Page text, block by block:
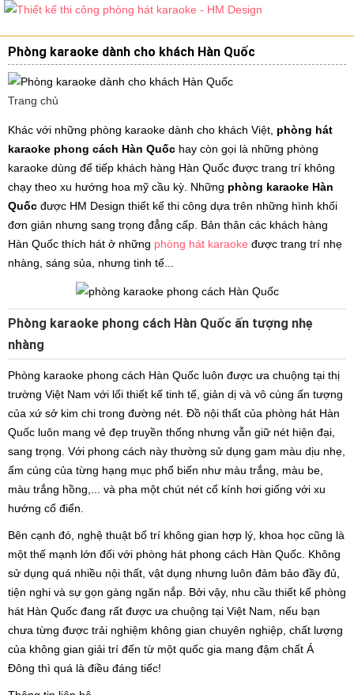
Phòng karaoke dành cho khách Hàn Quốc
Trang chủ
Khác với những phòng karaoke dành cho khách Việt, phòng hát
karaoke phong cách Hàn Quốc hay còn gọi là những phòng
karaoke dùng để tiếp khách hàng Hàn Quốc được trang trí không
chạy theo xu hướng hoa mỹ cầu kỳ. Những phòng karaoke Hàn
Quốc được HM Design thiết kế thi công dựa trên những hình khối
đơn giản nhưng sang trọng đẳng cấp. Bản thân các khách hàng
Hàn Quốc thích hát ở những phòng hát karaoke được trang trí nhẹ
nhàng, sáng sủa, nhưng tinh tế...
Phòng karaoke phong cách Hàn Quốc ấn tượng nhẹ
nhàng
Phòng karaoke phong cách Hàn Quốc luôn được ưa chuộng tại thị
trường Việt Nam với lối thiết kế tinh tế, giản dị và vô cùng ấn tượng
của xứ sở kim chi trong đường nét. Đồ nội thất của phòng hát Hàn
Quốc luôn mang vẻ đẹp truyền thống nhưng vẫn giữ nét hiện đại,
sang trọng. Với phong cách này thường sử dụng gam màu dịu nhẹ,
ấm cúng của từng hạng mục phổ biến như màu trắng, màu be,
màu trắng hồng,... và pha một chút nét cổ kính hơi giống với xu
hướng cổ điển.
Bên cạnh đó, nghệ thuật bố trí không gian hợp lý, khoa học cũng là
một thế mạnh lớn đối với phòng hát phong cách Hàn Quốc. Không
sử dụng quá nhiều nội thất, vật dụng nhưng luôn đảm bảo đầy đủ,
tiện nghi và sự gọn gàng ngăn nắp. Bởi vậy, nhu cầu thiết kế phòng
hát Hàn Quốc đang rất được ưa chuộng tại Việt Nam, nếu bạn
chưa từng được trải nghiệm không gian chuyên nghiệp, chất lượng
của không gian giải trí đến từ một quốc gia mang đậm chất Á
Đông thì quá là điều đáng tiếc!